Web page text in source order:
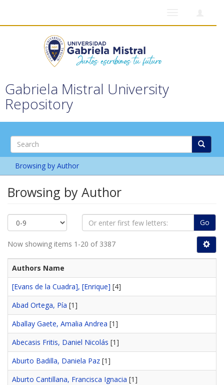
Gabriela Mistral University
Repository
Browsing by Author
Browsing by Author
Go
Now showing items 1-20 of 3387
Authors Name
[Evans de la Cuadra], [Enrique] [4]
Abad Ortega, Pía [1]
Aballay Gaete, Amalia Andrea [1]
Abecasis Fritis, Daniel Nicolás [1]
Aburto Badilla, Daniela Paz [1]
Aburto Cantillana, Francisca Ignacia [1]